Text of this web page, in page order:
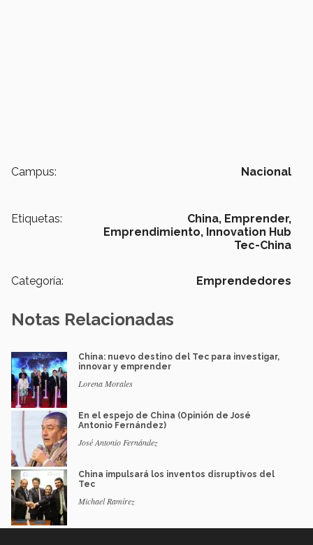
Campus: Nacional
Etiquetas: China, Emprender,
Emprendimiento, Innovation Hub
Tec-China
Categoría: Emprendedores
Notas Relacionadas
China: nuevo destino del Tec para investigar,
innovar y emprender
Lorena Morales
En el espejo de China (Opinión de José
Antonio Fernández)
José Antonio Fernández
China impulsará los inventos disruptivos del
Tec
Michael Ramírez